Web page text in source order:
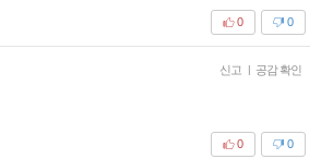
0
0
신고 | 공감 확인
0
0